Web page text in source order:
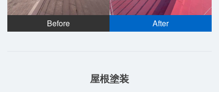
Before After
屋根塗装